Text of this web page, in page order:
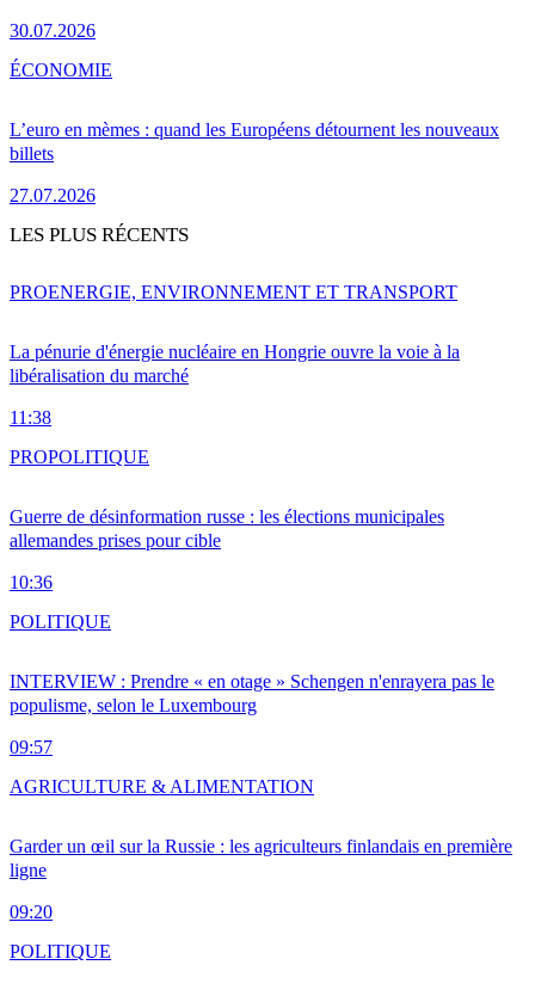
30.07.2026
L’euro en mèmes : quand les Européens détournent les nouveaux
billets
27.07.2026
ÉCONOMIE
LES PLUS RÉCENTS
La pénurie d'énergie nucléaire en Hongrie ouvre la voie à la
libéralisation du marché
11:38
PROENERGIE, ENVIRONNEMENT ET TRANSPORT
Guerre de désinformation russe : les élections municipales
allemandes prises pour cible
10:36
PROPOLITIQUE
INTERVIEW : Prendre « en otage » Schengen n'enrayera pas le
populisme, selon le Luxembourg
09:57
POLITIQUE
Garder un œil sur la Russie : les agriculteurs finlandais en première
ligne
09:20
AGRICULTURE & ALIMENTATION
POLITIQUE